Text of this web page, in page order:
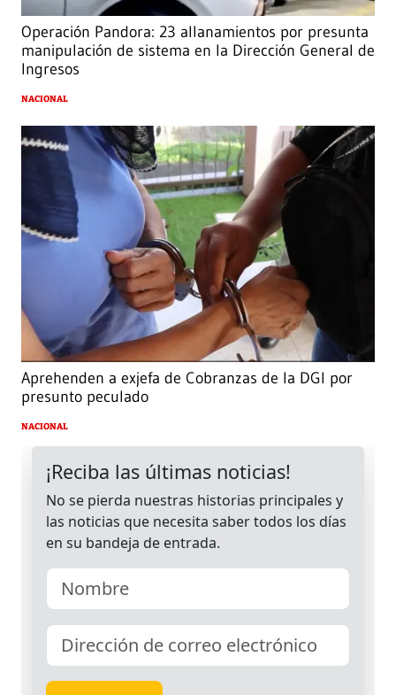
Operación Pandora: 23 allanamientos por presunta
manipulación de sistema en la Dirección General de
Ingresos
NACIONAL
Aprehenden a exjefa de Cobranzas de la DGI por
presunto peculado
NACIONAL